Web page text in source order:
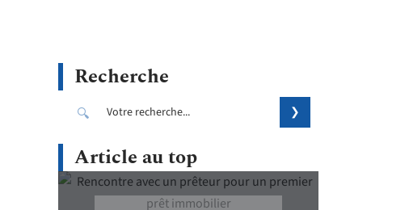
Recherche
Article au top